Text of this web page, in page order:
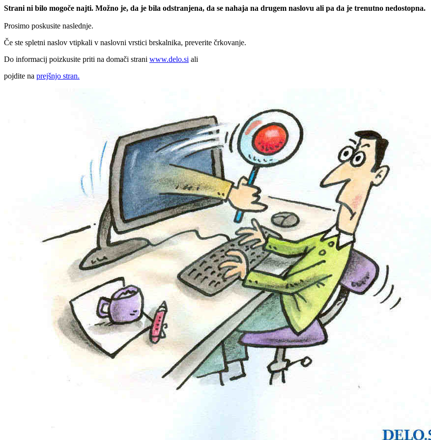
Strani ni bilo mogoče najti. Možno je, da je bila odstranjena, da se nahaja na drugem naslovu ali pa da je trenutno nedostopna.
Prosimo poskusite naslednje.
Če ste spletni naslov vtipkali v naslovni vrstici brskalnika, preverite črkovanje.
Do informacij poizkusite priti na domači strani www.delo.si ali
pojdite na prejšnjo stran.